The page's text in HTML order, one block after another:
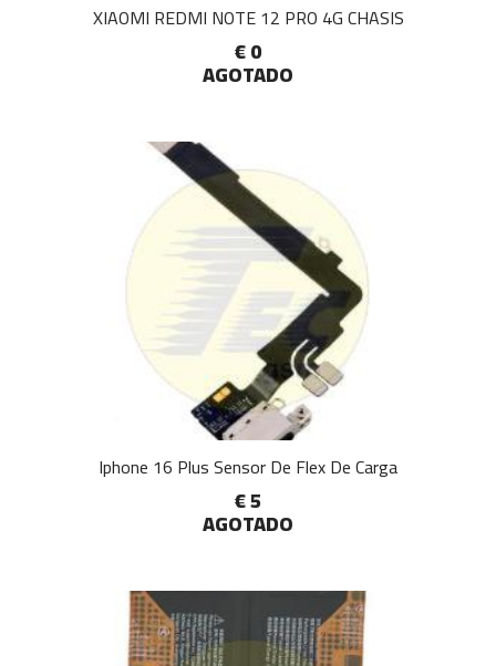
XIAOMI REDMI NOTE 12 PRO 4G CHASIS
€ 0
AGOTADO
Iphone 16 Plus Sensor De Flex De Carga
€ 5
AGOTADO